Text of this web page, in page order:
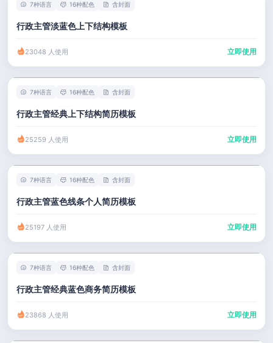
7种语言 16种配色 含封面
行政主管淡蓝色上下结构模板
23048 人使用 立即使用
7种语言 16种配色 含封面
行政主管经典上下结构简历模板
25259 人使用 立即使用
7种语言 16种配色 含封面
行政主管蓝色线条个人简历模板
25197 人使用 立即使用
7种语言 16种配色 含封面
行政主管经典蓝色商务简历模板
23868 人使用 立即使用